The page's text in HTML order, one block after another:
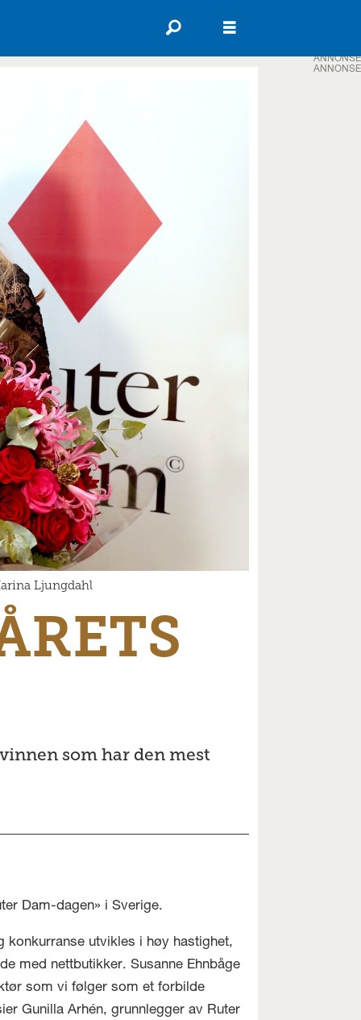
Ljungdahl
som har den mest
Dam-dagen» i Sverige.
konkurranse utvikles i høy hastighet,
med nettbutikker. Susanne Ehnbåge
som vi følger som et forbilde
Gunilla Arhén, grunnlegger av Ruter
ANNONSE
ANNONSE